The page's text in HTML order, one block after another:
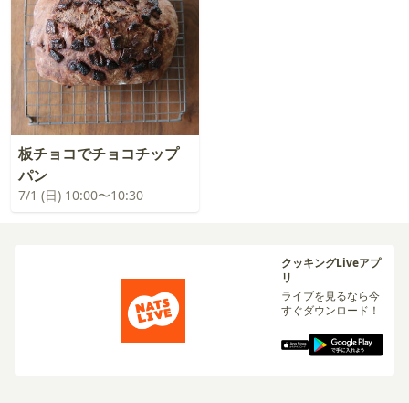
板チョコでチョコチップ
パン
7/1 (日) 10:00〜10:30
クッキングLiveアプ
リ
ライブを見るなら今
すぐダウンロード！